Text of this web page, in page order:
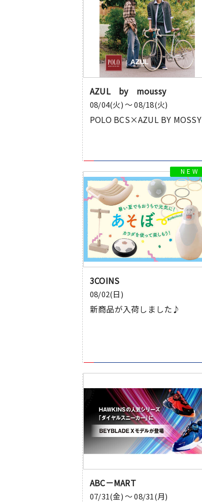
AZUL by moussy
08/04(火) 〜 08/18(火)
POLO BCS×AZUL BY MOSSY
3COINS
08/02(日)
新商品が入荷しました♪
ABC－MART
07/31(金) 〜 08/31(月)